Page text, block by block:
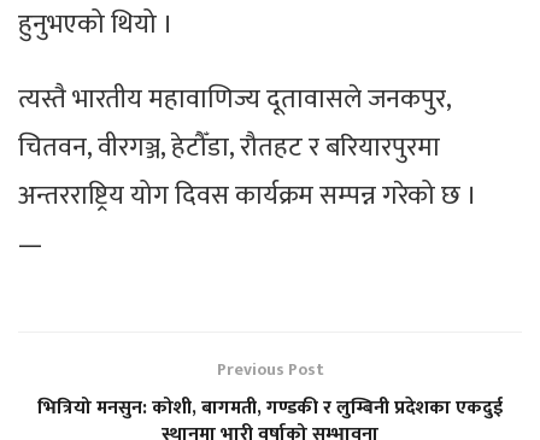
हुनुभएको थियो ।
त्यस्तै भारतीय महावाणिज्य दूतावासले जनकपुर,
चितवन, वीरगञ्ज, हेटौँडा, रौतहट र बरियारपुरमा
अन्तरराष्ट्रिय योग दिवस कार्यक्रम सम्पन्न गरेको छ ।
—
Previous Post
भित्रियो मनसुन: कोशी, बागमती, गण्डकी र लुम्बिनी प्रदेशका एकदुई